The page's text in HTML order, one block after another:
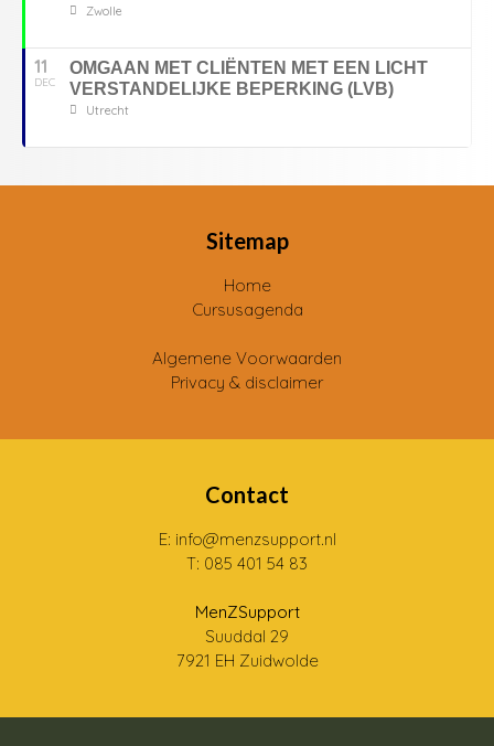
Zwolle
11
DEC
OMGAAN MET CLIËNTEN MET EEN LICHT
VERSTANDELIJKE BEPERKING (LVB)
Utrecht
Sitemap
Home
Cursusagenda
Algemene Voorwaarden
Privacy & disclaimer
Contact
E: info@menzsupport.nl
T: 085 401 54 83
MenZSupport
Suuddal 29
7921 EH Zuidwolde